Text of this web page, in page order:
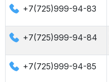
+7(725)999-94-83
+7(725)999-94-84
+7(725)999-94-85